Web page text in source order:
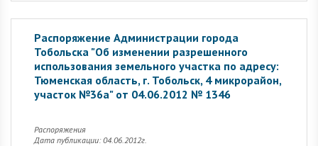
Распоряжение Администрации города
Тобольска "Об изменении разрешенного
использования земельного участка по адресу:
Тюменская область, г. Тобольск, 4 микрорайон,
участок №36а" от 04.06.2012 № 1346
Распоряжения
Дата публикации: 04.06.2012г.